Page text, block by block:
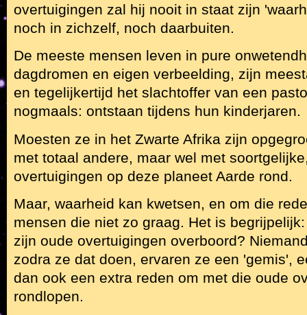
overtuigingen zal hij nooit in staat zijn
noch in zichzelf, noch daarbuiten.
De meeste mensen leven in pure
dagdromen en eigen verbeelding, zijn
en tegelijkertijd het slachtoffer van een
nogmaals: ontstaan tijdens hun kinderjaren.
Moesten ze in het Zwarte Afrika zijn
met totaal andere, maar wel met
overtuigingen op deze planeet Aarde rond.
Maar, waarheid kan kwetsen, en om die
mensen die niet zo graag. Het is
zijn oude overtuigingen overboord?
zodra ze dat doen, ervaren ze een 'gemis',
dan ook een extra reden om met die oude
rondlopen.